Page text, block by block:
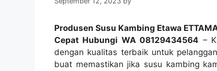
Produsen Susu Kambing Etawa
Cepat Hubungi WA 08129434564 –
dengan kualitas terbaik untuk
buat memastikan jika susu kambing